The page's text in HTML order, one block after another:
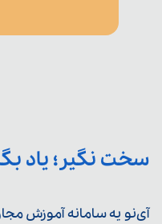
سخت نگیر؛ یاد
آی‌نو یه سامانه آموزش